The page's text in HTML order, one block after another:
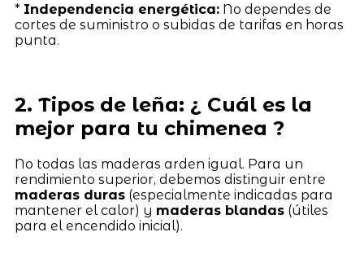
* Independencia energética:No dependes de
cortes de suministro o subidas de tarifas en horas
punta.
2. Tipos de leña: ¿ Cuál es la
mejor para tu chimenea ?
No todas las maderas arden igual. Para un
rendimiento superior, debemos distinguir entre
maderas duras(especialmente indicadas para
mantener el calor) y maderas blandas(útiles
para el encendido inicial).